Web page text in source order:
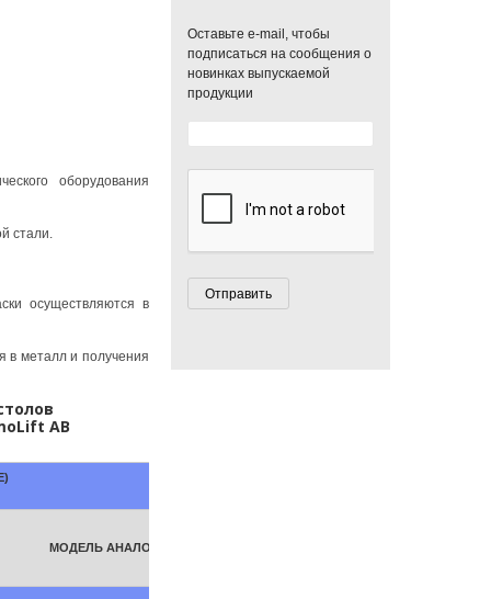
оборудования
стали.
осуществляются в
в металл и получения
AB
МОДЕЛЬ АНАЛОГА
Оставьте e-mail, чтобы
подписаться на сообщения о
новинках выпускаемой
продукции